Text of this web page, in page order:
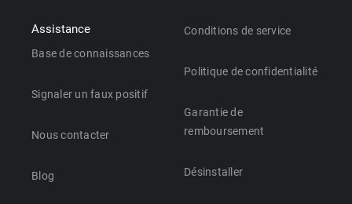
Assistance
Base de connaissances
Signaler un faux positif
Nous contacter
Blog
Conditions de service
Politique de confidentialité
Garantie de
remboursement
Désinstaller